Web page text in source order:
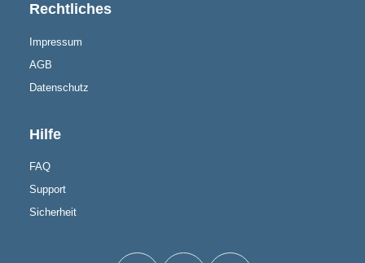
Rechtliches
Impressum
AGB
Datenschutz
Hilfe
FAQ
Support
Sicherheit